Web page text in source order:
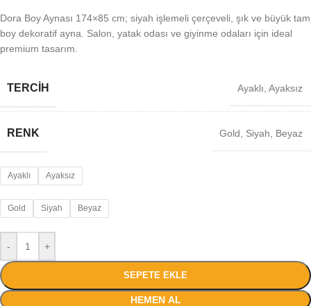
Dora Boy Aynası 174×85 cm; siyah işlemeli çerçeveli, şık ve büyük tam
boy dekoratif ayna. Salon, yatak odası ve giyinme odaları için ideal
premium tasarım.
TERCİH Ayaklı Ayaksız
RENK Gold Siyah Beyaz
Ayaklı Ayaksız
Gold Siyah Beyaz
- +
SEPETE EKLE
HEMEN AL